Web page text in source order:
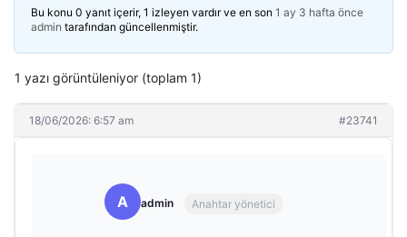
Bu konu 0 yanıt içerir, 1 izleyen vardır ve en son 1 ay 3 hafta önce
admin tarafından güncellenmiştir.
1 yazı görüntüleniyor (toplam 1)
18/06/2026: 6:57 am #23741
A admin Anahtar yönetici